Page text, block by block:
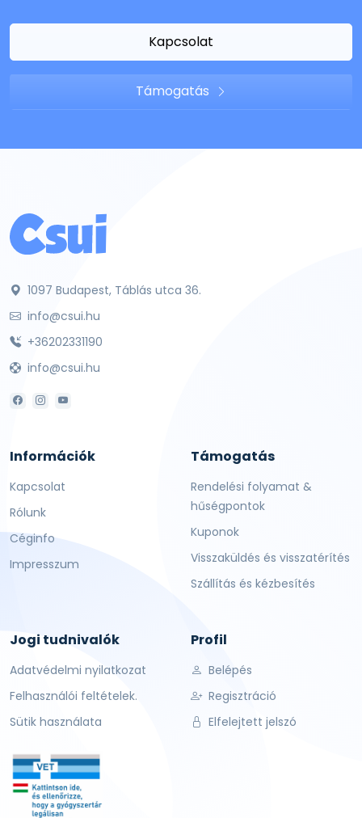
Kapcsolat
Támogatás
1097 Budapest, Táblás utca 36.
info@csui.hu
+36202331190
info@csui.hu
Információk
Kapcsolat
Rólunk
Céginfo
Impresszum
Támogatás
Rendelési folyamat &
hűségpontok
Kuponok
Visszaküldés és visszatérítés
Szállítás és kézbesítés
Jogi tudnivalók
Adatvédelmi nyilatkozat
Felhasználói feltételek.
Sütik használata
Profil
Belépés
Regisztráció
Elfelejtett jelszó